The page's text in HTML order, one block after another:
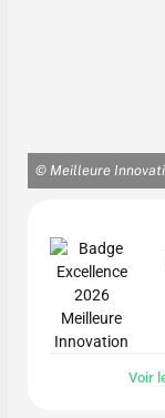
© Meilleure
Voir